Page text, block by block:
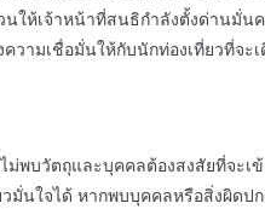
นให้เจ้าหน้าที่สนธิกำลังตั้งด่านมั่
วามเชื่อมั่นให้กับนักท่องเที่ยวที่จะ
พบวัตถุและบุคคลต้องสงสัยที่จะเ
นใจได้ หากพบบุคคลหรือสิ่งผิดป